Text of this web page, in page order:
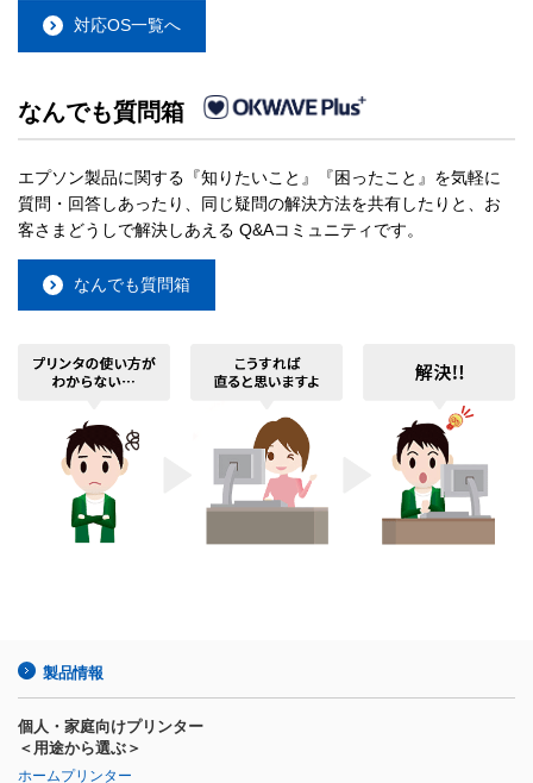
対応OS一覧へ
なんでも質問箱
エプソン製品に関する『知りたいこと』『困ったこと』を気軽に
質問・回答しあったり、同じ疑問の解決方法を共有したりと、お
客さまどうしで解決しあえる Q&Aコミュニティです。
なんでも質問箱
製品情報
個人・家庭向けプリンター
＜用途から選ぶ＞
ホームプリンター